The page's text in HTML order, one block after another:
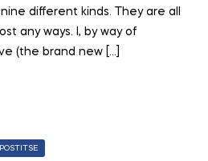
different kinds. They are all
any ways. I, by way of
(the brand new […]